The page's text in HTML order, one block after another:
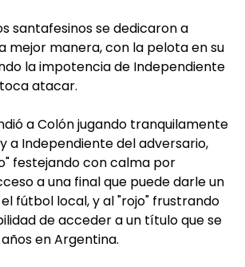
santafesinos se dedicaron a
mejor manera, con la pelota en su
la impotencia de Independiente
atacar.
a Colón jugando tranquilamente
a Independiente del adversario,
festejando con calma por
a una final que puede darle un
fútbol local, y al "rojo" frustrando
de acceder a un título que se
en Argentina.